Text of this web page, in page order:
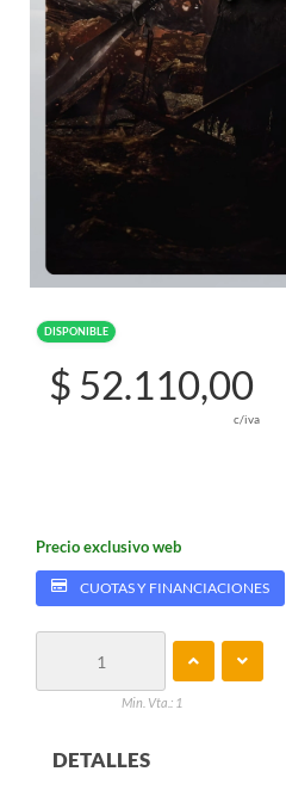
DISPONIBLE
$ 52.110,00
c/iva
Precio exclusivo web
CUOTAS Y FINANCIACIONES
Min. Vta.: 1
DETALLES